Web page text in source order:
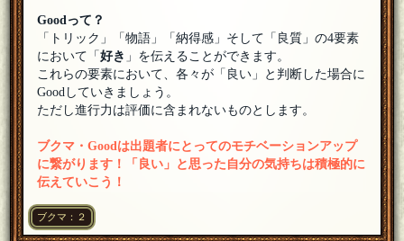
Goodって？
「トリック」「物語」「納得感」そして「良質」の4要素
において「好き 」を伝えることができます。
これらの要素において、各々が「良い」と判断した場合に
Goodしていきましょう。
ただし進行力は評価に含まれないものとします。
ブクマ・Goodは出題者にとってのモチベーションアップ
に繋がります！「良い」と思った自分の気持ちは積極的に
伝えていこう！
ブクマ：２